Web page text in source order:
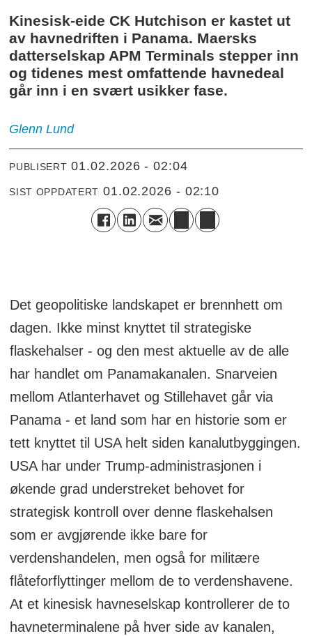
Kinesisk-eide CK Hutchison er kastet ut
av havnedriften i Panama. Maersks
datterselskap APM Terminals stepper inn
og tidenes mest omfattende havnedeal
går inn i en svært usikker fase.
Glenn Lund
PUBLISERT 01.02.2026 - 02:04
SIST OPPDATERT 01.02.2026 - 02:10
Det geopolitiske landskapet er brennhett om
dagen. Ikke minst knyttet til strategiske
flaskehalser - og den mest aktuelle av de alle
har handlet om Panamakanalen. Snarveien
mellom Atlanterhavet og Stillehavet går via
Panama - et land som har en historie som er
tett knyttet til USA helt siden kanalutbyggingen.
USA har under Trump-administrasjonen i
økende grad understreket behovet for
strategisk kontroll over denne flaskehalsen
som er avgjørende ikke bare for
verdenshandelen, men også for militære
flåteforflyttinger mellom de to verdenshavene.
At et kinesisk havneselskap kontrollerer de to
havneterminalene på hver side av kanalen,